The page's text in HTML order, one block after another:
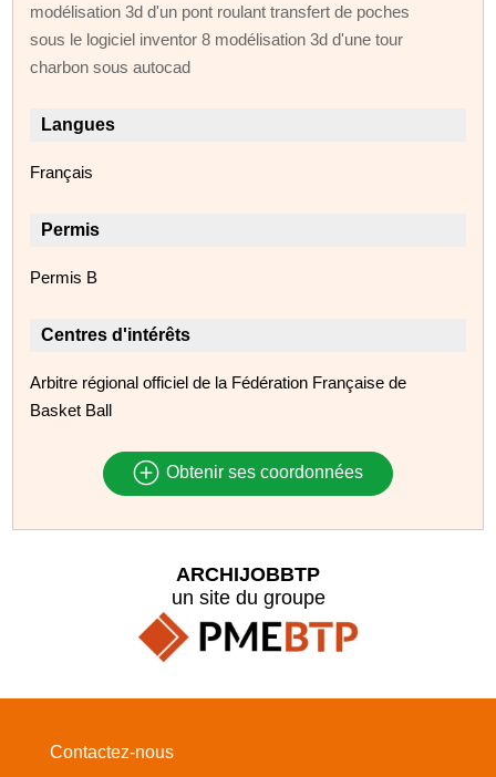
modélisation 3d d'un pont roulant transfert de poches
sous le logiciel inventor 8 modélisation 3d d'une tour
charbon sous autocad
Langues
Français
Permis
Permis B
Centres d'intérêts
Arbitre régional officiel de la Fédération Française de
Basket Ball
Obtenir ses coordonnées
ARCHIJOBBTP
un site du groupe
Contactez-nous